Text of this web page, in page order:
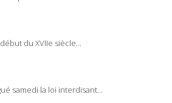
du XVIIe siècle...
samedi la loi interdisant...